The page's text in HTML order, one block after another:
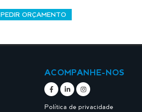
PEDIR ORÇAMENTO
ACOMPANHE-NOS
Política de privacidade